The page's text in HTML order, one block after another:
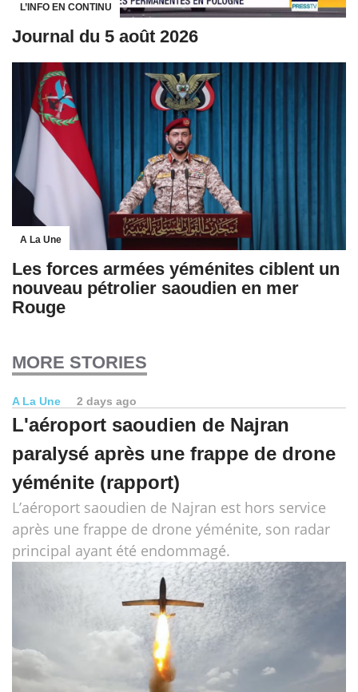
L’INFO EN CONTINU
Journal du 5 août 2026
A La Une
Les forces armées yéménites ciblent un
nouveau pétrolier saoudien en mer
Rouge
MORE STORIES
A La Une 2 days ago
L'aéroport saoudien de Najran
paralysé après une frappe de drone
yéménite (rapport)
L’aéroport saoudien de Najran est hors service
après une frappe de drone yéménite, son radar
principal ayant été endommagé.